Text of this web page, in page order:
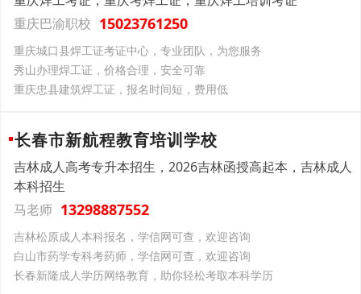
重庆巴渝职校 15023761250
重庆城口县焊工证考证中心，专业团队，为您服务
秀山办理焊工证，价格合理，安全可靠
重庆忠县建筑焊工证，报名时间短，费用低
长春市新航程教育培训学校
吉林成人高考专升本招生，2026吉林函授高起本，吉林成人
本科招生
马老师 13298887552
吉林松原成人本科报名，学信网可查，欢迎咨询
白山市药学专科考药师，学信网可查，欢迎咨询
长春新隆成人学历网络教育，助你轻松考取本科学历